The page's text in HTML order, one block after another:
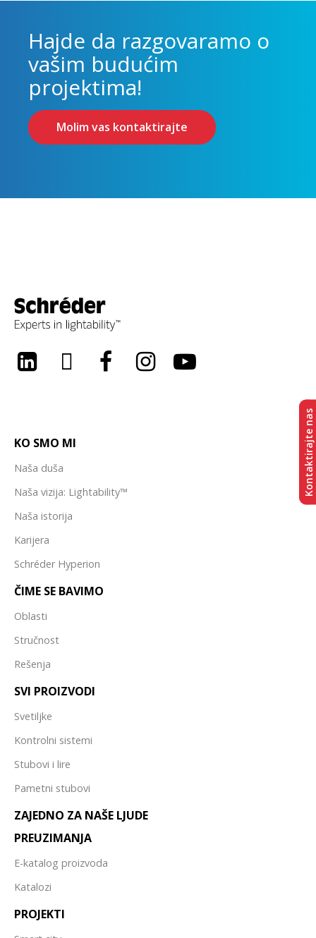
Kontaktirajte nas
Hajde da razgovaramo o
vašim budućim
projektima!
Molim vas kontaktirajte
KO SMO MI
Naša duša
Naša vizija: Lightability™
Naša istorija
Karijera
Schréder Hyperion
ČIME SE BAVIMO
Oblasti
Stručnost
Rešenja
SVI PROIZVODI
Svetiljke
Kontrolni sistemi
Stubovi i lire
Pametni stubovi
ZAJEDNO ZA NAŠE LJUDE
PREUZIMANJA
E-katalog proizvoda
Katalozi
PROJEKTI